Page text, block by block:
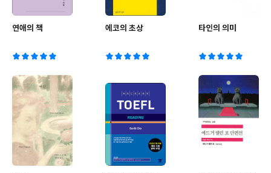
연애의 책 에코의 초상 타인의 의미